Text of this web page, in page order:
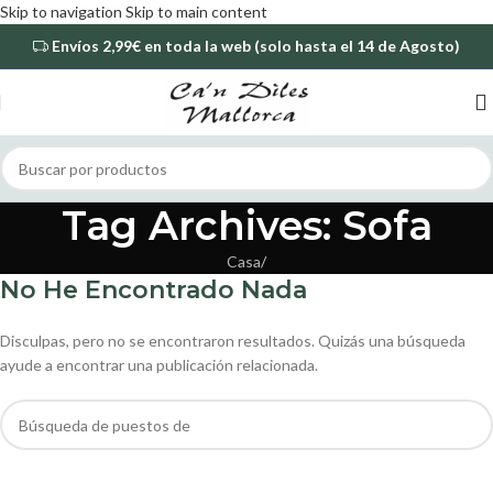
Skip to navigation Skip to main content
Envíos 2,99€ en toda la web (solo hasta el 14 de Agosto)
Tag Archives: Sofa
Casa/
No He Encontrado Nada
Disculpas, pero no se encontraron resultados. Quizás una búsqueda
ayude a encontrar una publicación relacionada.